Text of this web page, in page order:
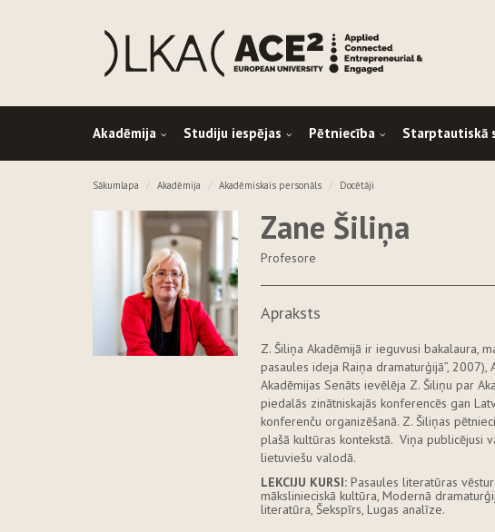
Akadēmija Studiju iespējas Pētniecība Starptautiskā
Sākumlapa Akadēmija Akadēmiskais personāls Docētāji
Zane Šiliņa
Profesore
Apraksts
Z. Šiliņa Akadēmijā ir ieguvusi bakalaura,
pasaules ideja Raiņa dramaturģijā”,
Akadēmijas Senāts ievēlēja Z. Šiliņu par
piedalās zinātniskajās konferencēs gan
konferenču organizēšanā. Z. Šiliņas
plašā kultūras kontekstā. Viņa publicējusi
lietuviešu valodā.
LEKCIJU KURSI: Pasaules literatūras
mākslinieciskā kultūra, Modernā
literatūra, Šekspīrs, Lugas analīze.